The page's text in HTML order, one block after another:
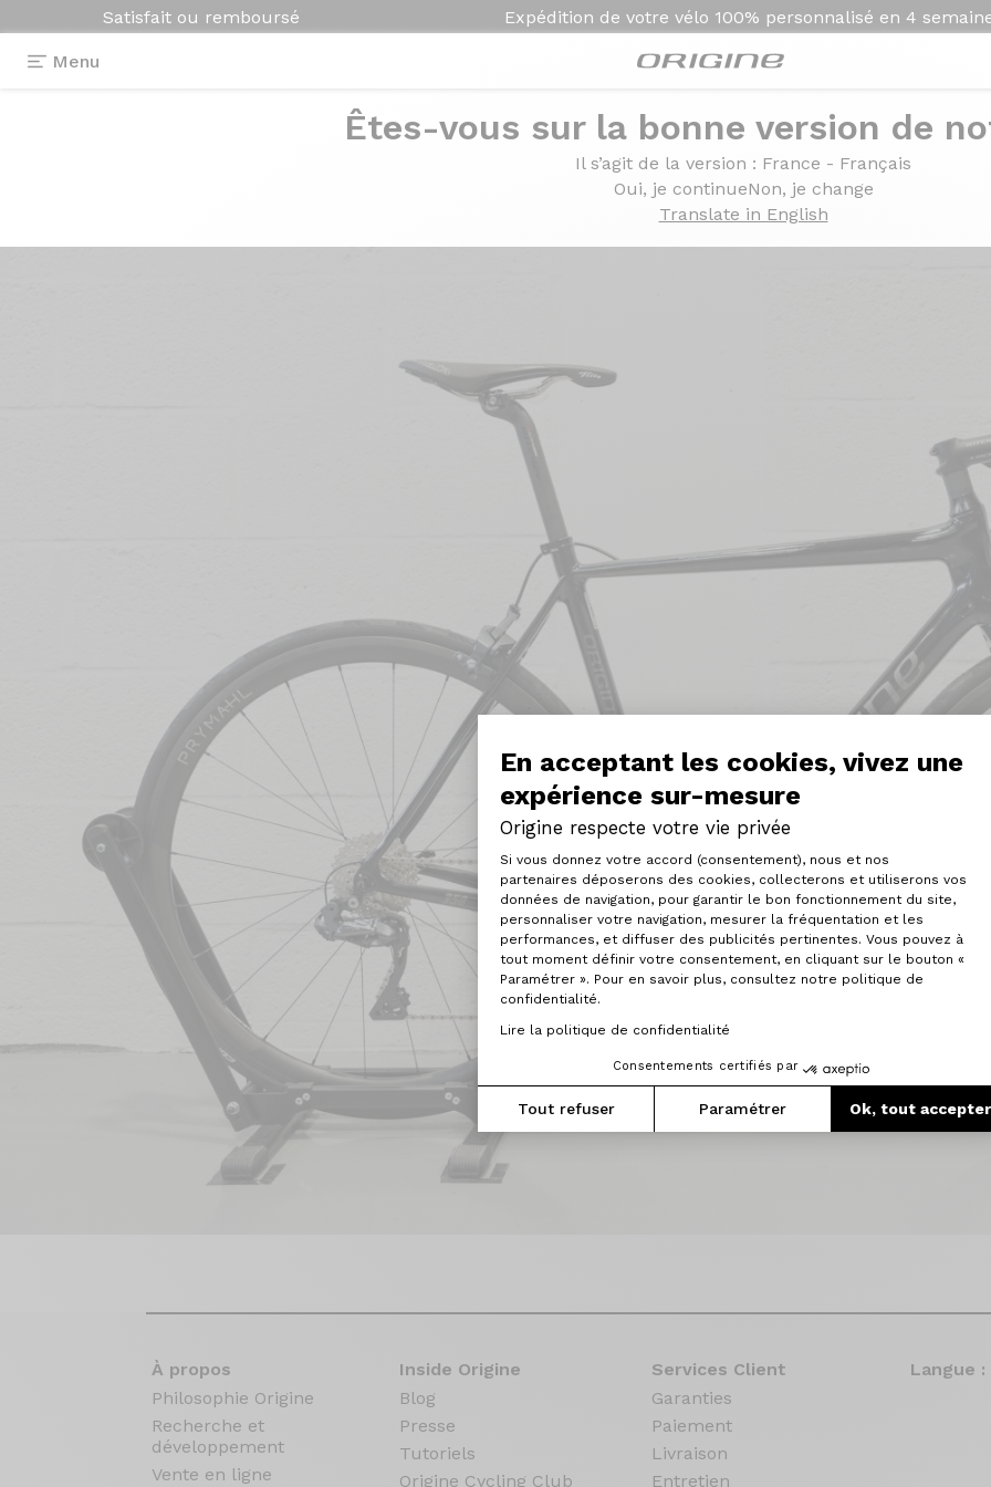
En acceptant les cookies, vivez une
expérience sur-mesure
Origine respecte votre vie privée
Plateforme de Gestion du
Si vous donnez votre accord (consentement), nous et nos
partenaires déposerons des cookies, collecterons et utiliserons vos
données de navigation, pour garantir le bon fonctionnement du site,
personnaliser votre navigation, mesurer la fréquentation et les
performances, et diffuser des publicités pertinentes. Vous pouvez à
tout moment définir votre consentement, en cliquant sur le bouton «
Paramétrer ». Pour en savoir plus, consultez notre politique de
confidentialité.
Lire la politique de confidentialité
Consentements certifiés par
Tout refuser Paramétrer Ok, tout accepter
Axeptio consent
Satisfait ou remboursé Expédition de votre vélo 100% personnalisé en 4
Menu
Êtes-vous sur la bonne version de
Il s’agit de la version : France - Français
Oui, je continueNon, je change
Translate in English
> Axxome 350 Noir Piano Métallisé
Noir Piano Métallisé
À propos
Philosophie Origine
Recherche et
développement
Vente en ligne
Inside Origine
Blog
Presse
Tutoriels
Origine Cycling Club
Services Client
Garanties
Paiement
Livraison
Entretien
Langue :